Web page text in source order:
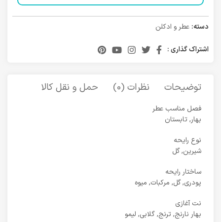
دسته: عطر و ادکلن
اشتراک گذاری :
توضیحات نظرات (0) حمل و نقل کالا
فصل مناسب عطر
بهار, تابستان
نوع رایحه
شیرین, گل
ساختار رایحه
پودری, گل, مرکبات, میوه
نت آغازی
بهار نارنج, ترنج, گلابی, لیمو